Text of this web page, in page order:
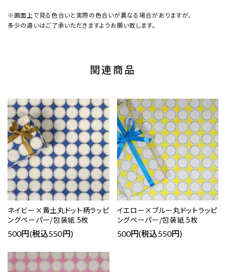
※画面上で見る色合いと実際の色合いが異なる場合がありますが、
多少の違いはご了承いただきますようお願い致します。
関連商品
ネイビー×黄土丸ドット柄ラッピ
ングペーパー/包装紙 5枚
500円(税込550円)
イエロー×ブルー丸ドットラッピ
ングペーパー/包装紙 5枚
500円(税込550円)